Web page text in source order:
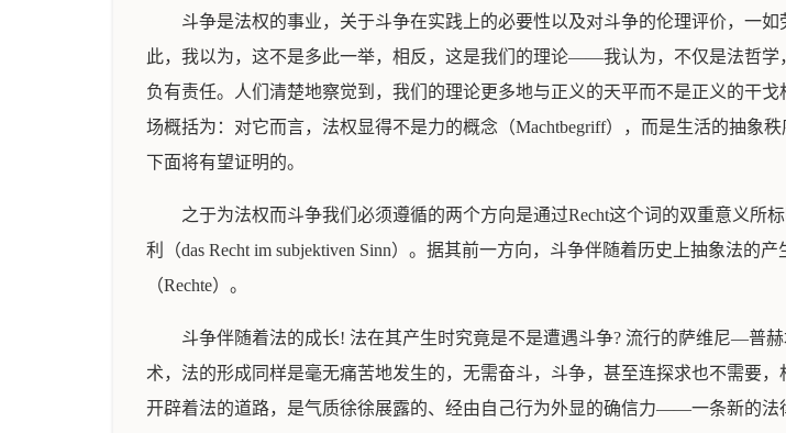
斗争是法权的事业，关于斗争在实践上的必要性以及对斗争的伦理评价，一
此，我以为，这不是多此一举，相反，这是我们的理论——我认为，不仅是法哲学
负有责任。人们清楚地察觉到，我们的理论更多地与正义的天平而不是正义的干
场概括为：对它而言，法权显得不是力的概念（Machtbegriff），而是生活的抽象
下面将有望证明的。
之于为法权而斗争我们必须遵循的两个方向是通过Recht这个词的双重意义所
利（das Recht im subjektiven Sinn）。据其前一方向，斗争伴随着历史上抽象法的
（Rechte）。
斗争伴随着法的成长! 法在其产生时究竟是不是遭遇斗争? 流行的萨维尼—普
术，法的形成同样是毫无痛苦地发生的，无需奋斗，斗争，甚至连探求也不需要
开辟着法的道路，是气质徐徐展露的、经由自己行为外显的确信力——一条新的